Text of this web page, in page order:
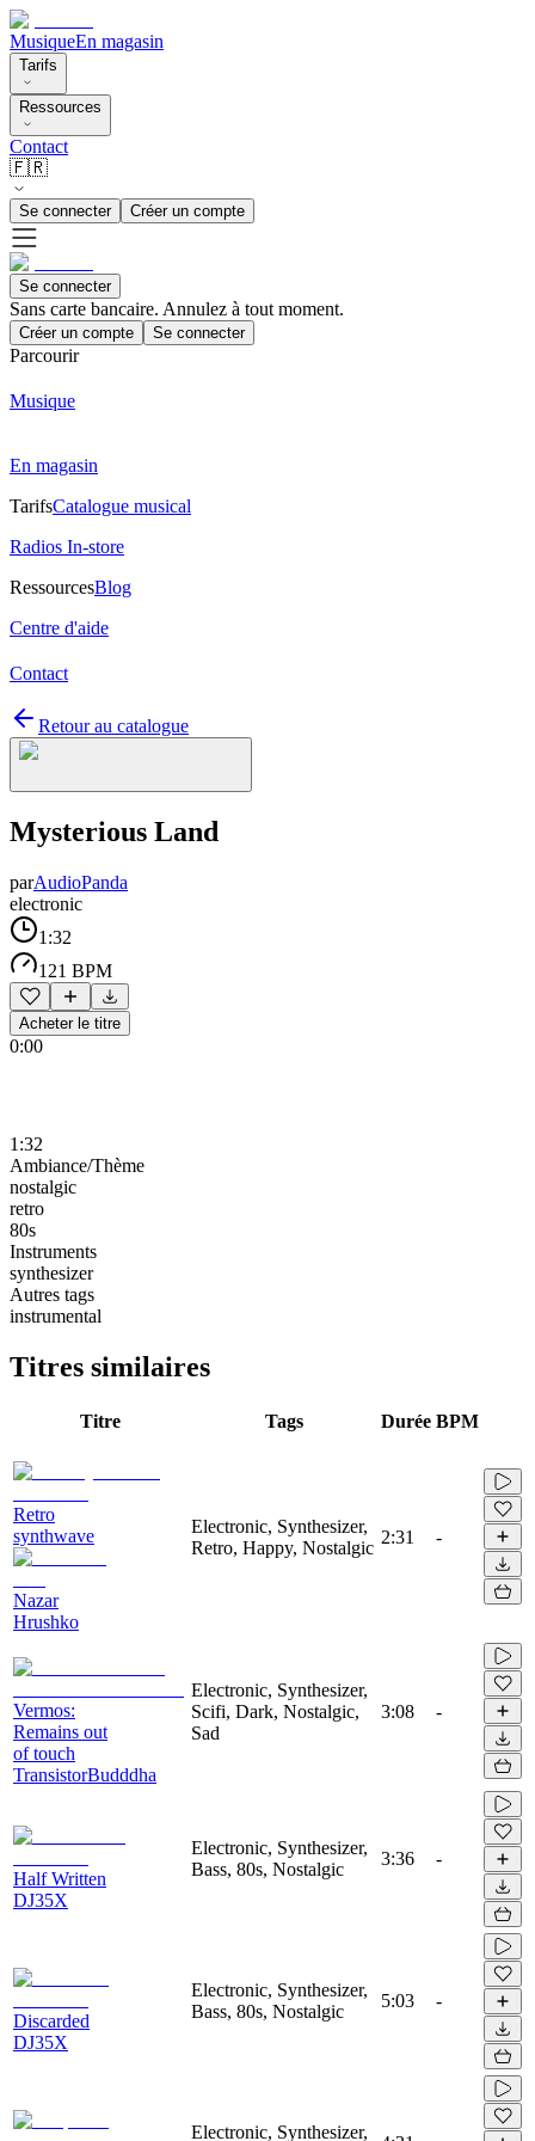
MusiqueEn magasin
Tarifs
Ressources
Contact
🇫🇷
Se connecter Créer un compte
Se connecter
Sans carte bancaire. Annulez à tout moment.
Créer un compte Se connecter
Parcourir
Musique
En magasin
TarifsCatalogue musical
Radios In-store
RessourcesBlog
Centre d'aide
Contact
Retour au catalogue
Mysterious Land
parAudioPanda
electronic
1:32
121 BPM
Acheter le titre
0:00
1:32
Ambiance/Thème
nostalgic
retro
80s
Instruments
synthesizer
Autres tags
instrumental
Titres similaires
Titre Tags Durée BPM
Retro
synthwave
Nazar
Hrushko
Electronic, Synthesizer,
Retro, Happy, Nostalgic
2:31 -
Vermos:
Remains out
of touch
TransistorBudddha
Electronic, Synthesizer,
Scifi, Dark, Nostalgic,
Sad
3:08 -
Half Written
DJ35X
Electronic, Synthesizer,
Bass, 80s, Nostalgic
3:36 -
Discarded
DJ35X
Electronic, Synthesizer,
Bass, 80s, Nostalgic
5:03 -
Electronic, Synthesizer,